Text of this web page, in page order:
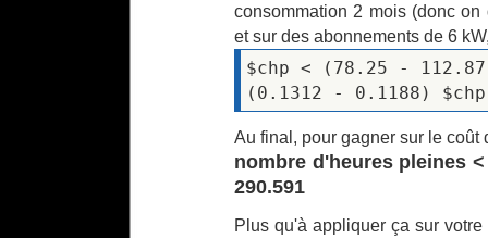
consommation 2 mois (donc
et sur des abonnements de 6
$chp < (78.25 -
(0.1312 - 0.1188)
Au final, pour gagner sur le coût
nombre d'heures pleines
290.591
Plus qu'à appliquer ça sur